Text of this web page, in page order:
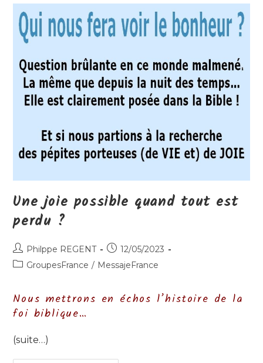
Une joie possible quand tout est
perdu ?
Auteur/autrice
de
Philppe REGENT
Publication
publiée :
12/05/2023
PostGroupesFrance / MessajeFrance
Nous mettrons en échos l’histoire de la
foi biblique…
(suite…)